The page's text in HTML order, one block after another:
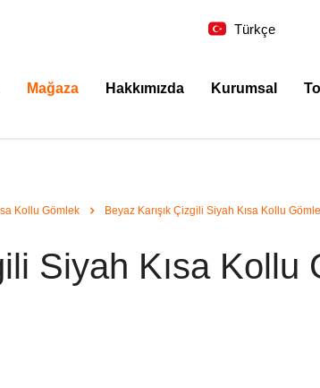
Türkçe
Mağaza Hakkımızda Kurumsal
Kollu Gömlek Beyaz Karışık Çizgili Siyah Kısa Kollu
Siyah Kısa Kollu